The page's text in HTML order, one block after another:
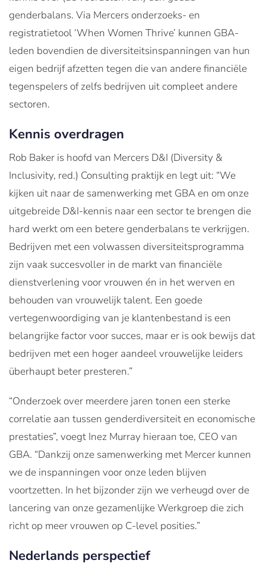
genderbalans. Via Mercers onderzoeks- en
registratietool ‘When Women Thrive’ kunnen GBA-
leden bovendien de diversiteitsinspanningen van hun
eigen bedrijf afzetten tegen die van andere financiële
tegenspelers of zelfs bedrijven uit compleet andere
sectoren.
Kennis overdragen
Rob Baker is hoofd van Mercers D&I (Diversity &
Inclusivity, red.) Consulting praktijk en legt uit: “We
kijken uit naar de samenwerking met GBA en om onze
uitgebreide D&I-kennis naar een sector te brengen die
hard werkt om een betere genderbalans te verkrijgen.
Bedrijven met een volwassen diversiteitsprogramma
zijn vaak succesvoller in de markt van financiële
dienstverlening voor vrouwen én in het werven en
behouden van vrouwelijk talent. Een goede
vertegenwoordiging van je klantenbestand is een
belangrijke factor voor succes, maar er is ook bewijs dat
bedrijven met een hoger aandeel vrouwelijke leiders
überhaupt beter presteren.”
“Onderzoek over meerdere jaren tonen een sterke
correlatie aan tussen genderdiversiteit en economische
prestaties”, voegt Inez Murray hieraan toe, CEO van
GBA. “Dankzij onze samenwerking met Mercer kunnen
we de inspanningen voor onze leden blijven
voortzetten. In het bijzonder zijn we verheugd over de
lancering van onze gezamenlijke Werkgroep die zich
richt op meer vrouwen op C-level posities.”
Nederlands perspectief